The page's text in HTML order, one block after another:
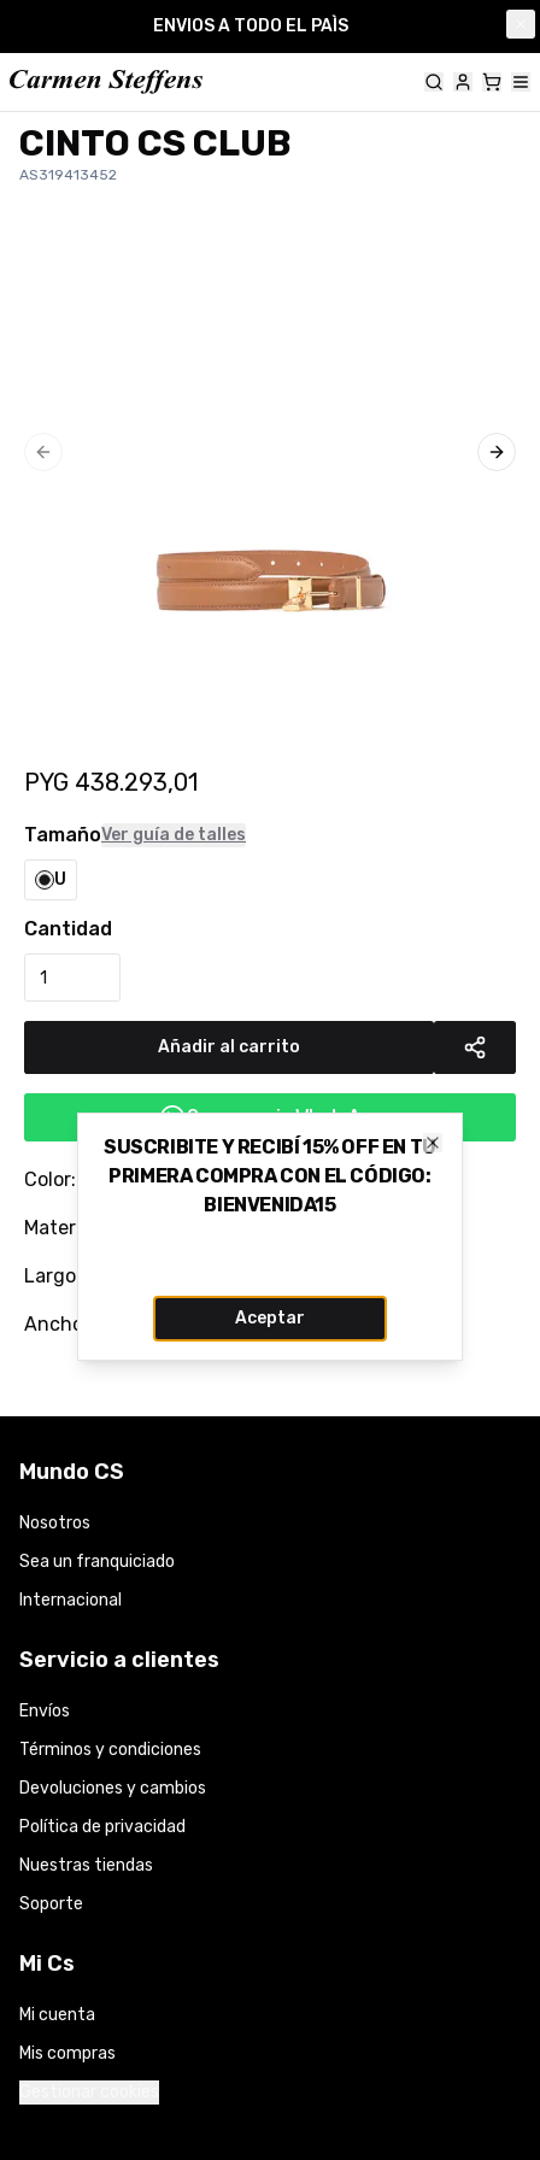
ENVIOS A TODO EL PAÌS
CINTO CS CLUB
AS319413452
Previous slide Next
PYG 438.293,01
TamañoVer guía de talles
U
Cantidad
Añadir al carrito
Comprar via WhatsApp
Color: CARAMELO CASTOR
Material: 100% Cuero Vacuno Flor
Largo: 95
Ancho: 2.5
Mundo CS
Nosotros
Sea un franquiciado
Internacional
Servicio a clientes
Envíos
Términos y condiciones
Devoluciones y cambios
Política de privacidad
Nuestras tiendas
Soporte
Mi Cs
Mi cuenta
Mis compras
SUSCRIBITE Y RECIBÍ 15% OFF EN TU
PRIMERA COMPRA CON EL CÓDIGO:
BIENVENIDA15
Aceptar